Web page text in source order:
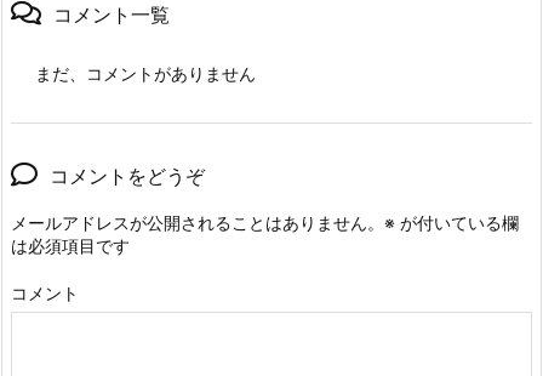
コメント一覧
まだ、コメントがありません
コメントをどうぞ
メールアドレスが公開されることはありません。 ※ が付いている欄
は必須項目です
コメント